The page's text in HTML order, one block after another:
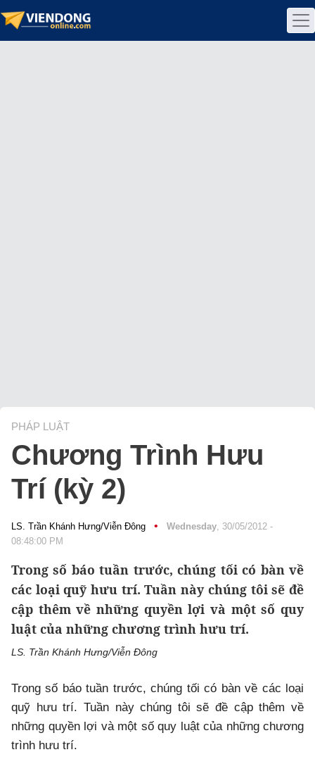
PHÁP LUẬT
Chương Trình Hưu
Trí (kỳ 2)
LS. Trần Khánh Hưng/Viễn Đông • Wednesday, 30/05/2012 -
08:48:00 PM
Trong số báo tuần trước, chúng tối có bàn về
các loại quỹ hưu trí. Tuần này chúng tôi sẽ đề
cập thêm về những quyền lợi và một số quy
luật của những chương trình hưu trí.
LS. Trần Khánh Hưng/Viễn Đông
Trong số báo tuần trước, chúng tối có bàn về các loại
quỹ hưu trí. Tuần này chúng tôi sẽ đề cập thêm về
những quyền lợi và một số quy luật của những chương
trình hưu trí.